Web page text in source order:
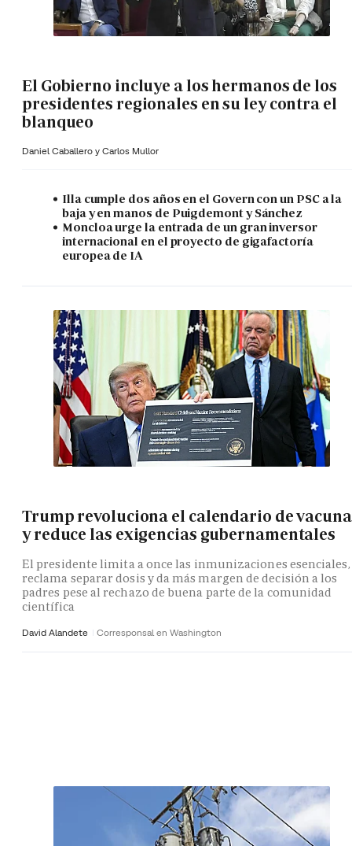
El Gobierno incluye a los hermanos de los
presidentes regionales en su ley contra el
blanqueo
Daniel Caballero y Carlos Mullor
Illa cumple dos años en el Govern con un PSC a la
baja y en manos de Puigdemont y Sánchez
Moncloa urge la entrada de un gran inversor
internacional en el proyecto de gigafactoría
europea de IA
Trump revoluciona el calendario de
y reduce las exigencias gubernamentales
El presidente limita a once las inmunizaciones esenciales,
reclama separar dosis y da más margen de decisión a los
padres pese al rechazo de buena parte de la comunidad
científica
David Alandete Corresponsal en Washington